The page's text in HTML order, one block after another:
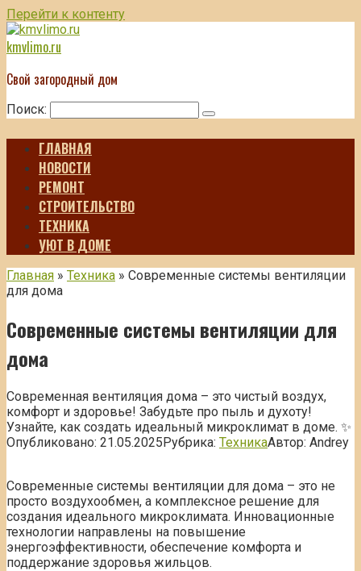
Перейти к контенту
kmvlimo.ru
Свой загородный дом
Поиск:
ГЛАВНАЯ
НОВОСТИ
РЕМОНТ
СТРОИТЕЛЬСТВО
ТЕХНИКА
УЮТ В ДОМЕ
Главная » Техника » Современные системы вентиляции
для дома
Современные системы вентиляции для
дома
Современная вентиляция дома – это чистый воздух,
комфорт и здоровье! Забудьте про пыль и духоту!
Узнайте, как создать идеальный микроклимат в доме. ✨
Опубликовано: 21.05.2025Рубрика: ТехникаАвтор: Andrey
Современные системы вентиляции для дома – это не
просто воздухообмен, а комплексное решение для
создания идеального микроклимата. Инновационные
технологии направлены на повышение
энергоэффективности, обеспечение комфорта и
поддержание здоровья жильцов.